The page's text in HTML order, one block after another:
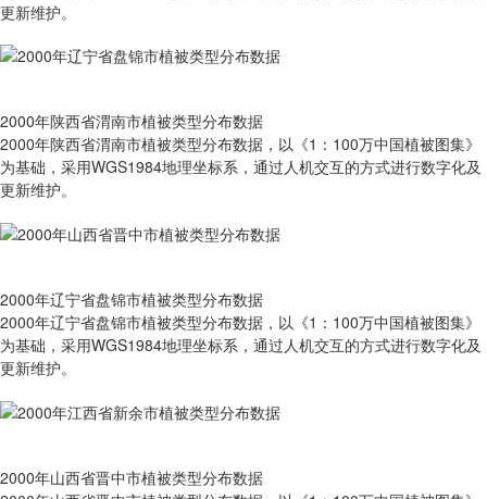
更新维护。
2000年陕西省渭南市植被类型分布数据
2000年陕西省渭南市植被类型分布数据，以《1：100万中国植被图集》
为基础，采用WGS1984地理坐标系，通过人机交互的方式进行数字化及
更新维护。
2000年辽宁省盘锦市植被类型分布数据
2000年辽宁省盘锦市植被类型分布数据，以《1：100万中国植被图集》
为基础，采用WGS1984地理坐标系，通过人机交互的方式进行数字化及
更新维护。
2000年山西省晋中市植被类型分布数据